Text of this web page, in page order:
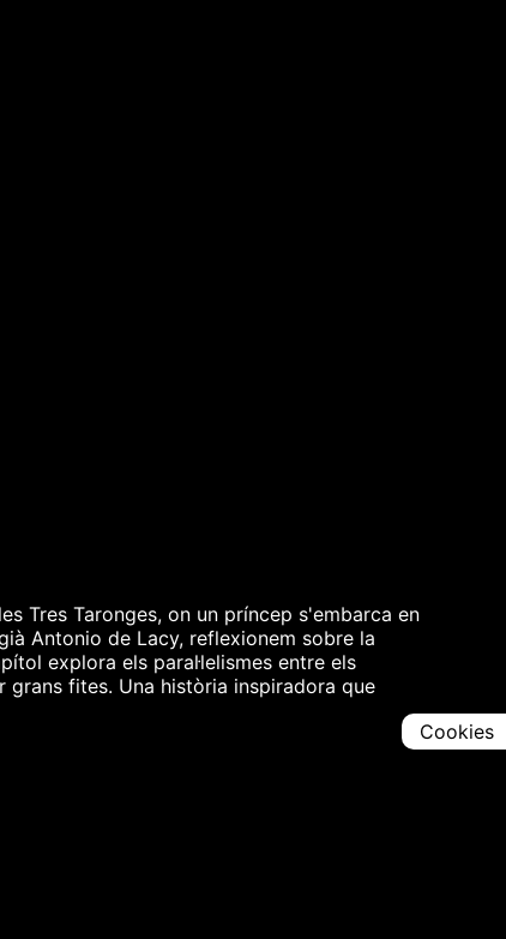
Tres Taronges, on un príncep s'embarca en
Antonio de Lacy, reflexionem sobre la
explora els paral·lelismes entre els
fites. Una història inspiradora que
Cookies